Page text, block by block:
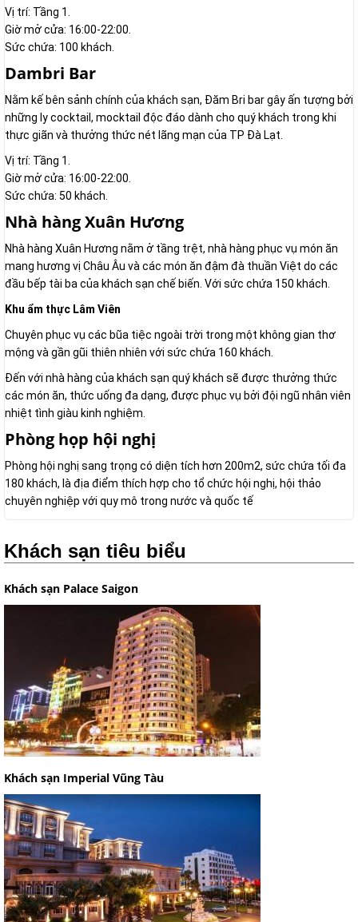
Vị trí: Tầng 1.
Giờ mở cửa: 16:00-22:00.
Sức chứa: 100 khách.
Dambri Bar
Nằm kế bên sảnh chính của khách sạn, Đăm Bri bar gây ấn tượng bởi
những ly cocktail, mocktail độc đáo dành cho quý khách trong khi
thực giãn và thưởng thức nét lãng mạn của TP Đà Lạt.
Vị trí: Tầng 1.
Giờ mở cửa: 16:00-22:00.
Sức chứa: 50 khách.
Nhà hàng Xuân Hương
Nhà hàng Xuân Hương nằm ở tầng trệt, nhà hàng phục vụ món ăn
mang hương vị Châu Âu và các món ăn đậm đà thuần Việt do các
đầu bếp tài ba của khách sạn chế biến. Với sức chứa 150 khách.
Khu ẩm thực Lâm Viên
Chuyên phục vụ các bũa tiệc ngoài trời trong một không gian thơ
mộng và gần gũi thiên nhiên với sức chứa 160 khách.
Đến với nhà hàng của khách sạn quý khách sẽ được thưởng thức
các món ăn, thức uống đa dạng, được phục vụ bởi đội ngũ nhân viên
nhiệt tình giàu kinh nghiệm.
Phòng họp hội nghị
Phòng hội nghị sang trọng có diện tích hơn 200m2, sức chứa tối đa
180 khách, là địa điểm thích hợp cho tổ chức hội nghị, hội thảo
chuyên nghiệp với quy mô trong nước và quốc tế
Khách sạn tiêu biểu
Khách sạn Palace Saigon
Khách sạn Imperial Vũng Tàu